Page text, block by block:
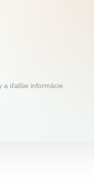
ďalšie informácie.